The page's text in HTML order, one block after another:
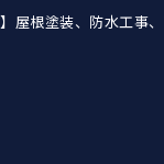
根塗装、防水工事